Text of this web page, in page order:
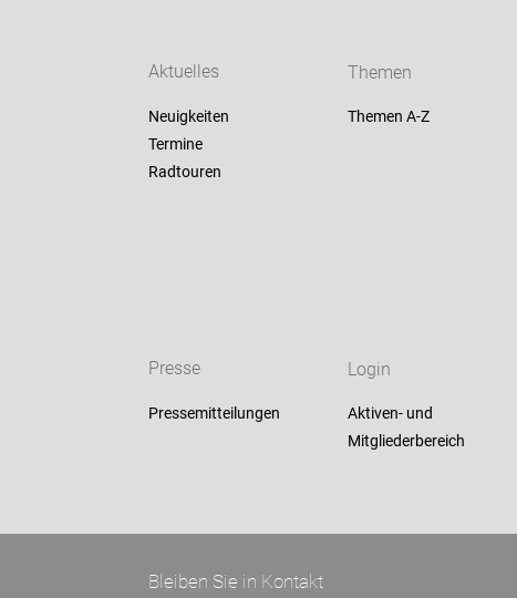
Aktuelles
Neuigkeiten
Termine
Radtouren
Themen
Themen A-Z
Presse
Pressemitteilungen
Login
Aktiven- und
Mitgliederbereich
Bleiben Sie in Kontakt